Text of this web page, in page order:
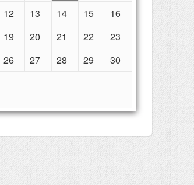
12 13 14 15
16
19 20 21 22
23
26 27 28 29
30